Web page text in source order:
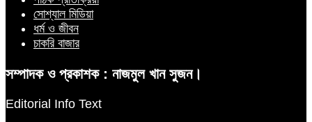
সোশ্যাল মিডিয়া
ধর্ম ও জীবন
চাকরি বাজার
সম্পাদক ও প্রকাশক : নাজমুল খান সুজন।
Editorial Info Text